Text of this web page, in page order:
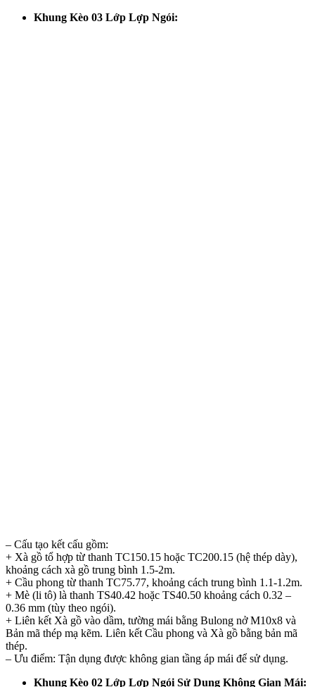
Khung Kèo 03 Lớp Lợp Ngói:
– Cấu tạo kết cấu gồm:
+ Xà gồ tổ hợp từ thanh TC150.15 hoặc TC200.15 (hệ thép dày),
khoảng cách xà gồ trung bình 1.5-2m.
+ Cầu phong từ thanh TC75.77, khoảng cách trung bình 1.1-1.2m.
+ Mè (li tô) là thanh TS40.42 hoặc TS40.50 khoảng cách 0.32 –
0.36 mm (tùy theo ngói).
+ Liên kết Xà gồ vào dầm, tường mái bằng Bulong nở M10x8 và
Bản mã thép mạ kẽm. Liên kết Cầu phong và Xà gồ bằng bản mã
thép.
– Ưu điểm: Tận dụng được không gian tầng áp mái để sử dụng.
Khung Kèo 02 Lớp Lợp Ngói Sử Dụng Không Gian Mái: